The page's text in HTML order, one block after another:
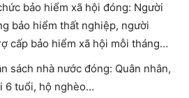
bảo hiểm xã hội đóng: Người
bảo hiểm thất nghiệp, người
cấp bảo hiểm xã hội mỗi tháng…
sách nhà nước đóng: Quân nhân,
6 tuổi, hộ nghèo…